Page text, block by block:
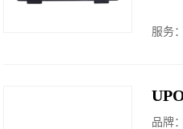
服务：
品牌：